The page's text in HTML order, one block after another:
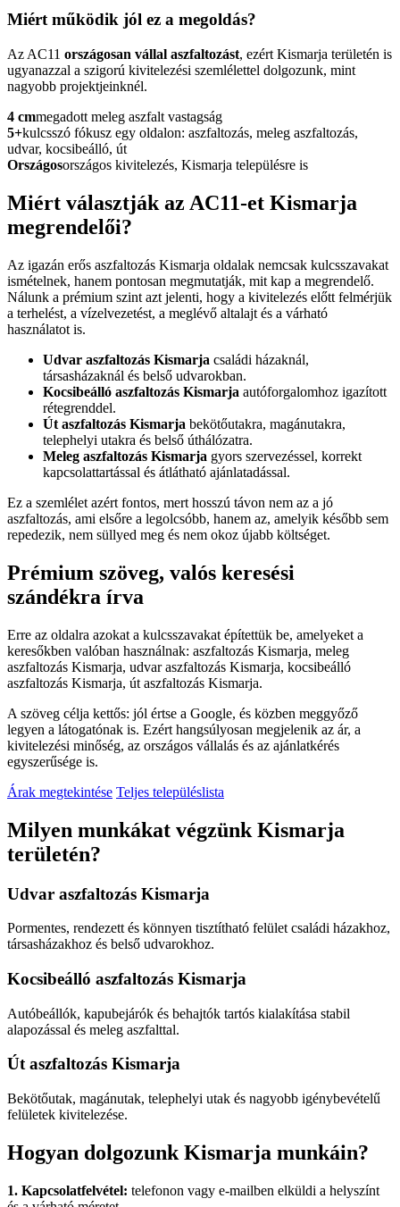
Miért működik jól ez a megoldás?
Az AC11 országosan vállal aszfaltozást, ezért Kismarja területén is
ugyanazzal a szigorú kivitelezési szemlélettel dolgozunk, mint
nagyobb projektjeinknél.
4 cmmegadott meleg aszfalt vastagság
5+kulcsszó fókusz egy oldalon: aszfaltozás, meleg aszfaltozás,
udvar, kocsibeálló, út
Országosországos kivitelezés, Kismarja településre is
Miért választják az AC11-et Kismarja
megrendelői?
Az igazán erős aszfaltozás Kismarja oldalak nemcsak kulcsszavakat
ismételnek, hanem pontosan megmutatják, mit kap a megrendelő.
Nálunk a prémium szint azt jelenti, hogy a kivitelezés előtt felmérjük
a terhelést, a vízelvezetést, a meglévő altalajt és a várható
használatot is.
Udvar aszfaltozás Kismarja családi házaknál,
társasházaknál és belső udvarokban.
Kocsibeálló aszfaltozás Kismarja autóforgalomhoz igazított
rétegrenddel.
Út aszfaltozás Kismarja bekötőutakra, magánutakra,
telephelyi utakra és belső úthálózatra.
Meleg aszfaltozás Kismarja gyors szervezéssel, korrekt
kapcsolattartással és átlátható ajánlatadással.
Ez a szemlélet azért fontos, mert hosszú távon nem az a jó
aszfaltozás, ami elsőre a legolcsóbb, hanem az, amelyik később sem
repedezik, nem süllyed meg és nem okoz újabb költséget.
Prémium szöveg, valós keresési
szándékra írva
Erre az oldalra azokat a kulcsszavakat építettük be, amelyeket a
keresőkben valóban használnak: aszfaltozás Kismarja, meleg
aszfaltozás Kismarja, udvar aszfaltozás Kismarja, kocsibeálló
aszfaltozás Kismarja, út aszfaltozás Kismarja.
A szöveg célja kettős: jól értse a Google, és közben meggyőző
legyen a látogatónak is. Ezért hangsúlyosan megjelenik az ár, a
kivitelezési minőség, az országos vállalás és az ajánlatkérés
egyszerűsége is.
Árak megtekintése Teljes településlista
Milyen munkákat végzünk Kismarja
területén?
Udvar aszfaltozás Kismarja
Pormentes, rendezett és könnyen tisztítható felület családi házakhoz,
társasházakhoz és belső udvarokhoz.
Kocsibeálló aszfaltozás Kismarja
Autóbeállók, kapubejárók és behajtók tartós kialakítása stabil
alapozással és meleg aszfalttal.
Út aszfaltozás Kismarja
Bekötőutak, magánutak, telephelyi utak és nagyobb igénybevételű
felületek kivitelezése.
Hogyan dolgozunk Kismarja munkáin?
1. Kapcsolatfelvétel: telefonon vagy e-mailben elküldi a helyszínt